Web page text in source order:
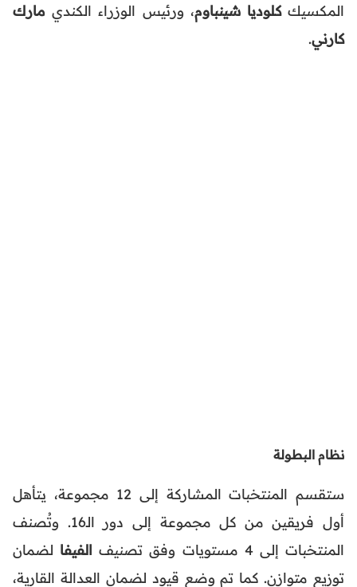
المكسيككلوديا شينباوم، ورئيس الوزراء الكندي مارك
كارني.
نظام البطولة
ستقسم المنتخبات المشاركة إلى 12 مجموعة، يتأهل
أول فريقين من كل مجموعة إلى دور الـ16. وتُصنف
المنتخبات إلى 4 مستويات وفق تصنيف
الفيفا لضمان
توزيع متوازن. كما تم وضع قيود لضمان العدالة القارية،